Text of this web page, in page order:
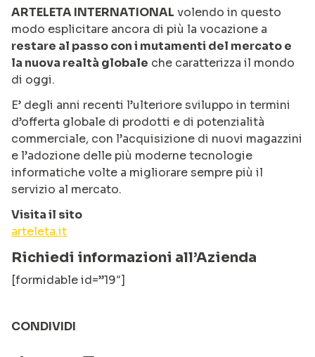
ARTELETA INTERNATIONAL volendo in questo
modo esplicitare ancora di più la vocazione a
restare al passo con i mutamenti del mercato e
la nuova realtà globale che caratterizza il mondo
di oggi.
E’ degli anni recenti l’ulteriore sviluppo in termini
d’offerta globale di prodotti e di potenzialità
commerciale, con l’acquisizione di nuovi magazzini
e l’adozione delle più moderne tecnologie
informatiche volte a migliorare sempre più il
servizio al mercato.
Visita il sito
arteleta.it
Richiedi informazioni all’Azienda
[formidable id=”19″]
CONDIVIDI